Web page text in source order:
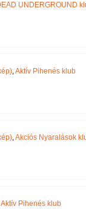
UNDERGROUND
,Aktív Pihenés klub
,Akciós Nyaralások
Aktív Pihenés klub